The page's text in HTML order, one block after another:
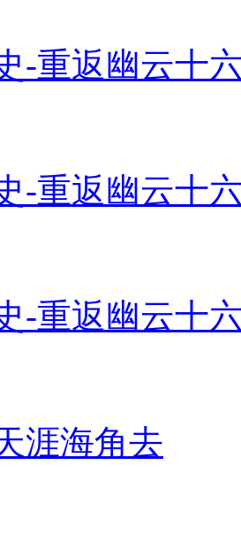
-重返幽云十
-重返幽云十
-重返幽云十
涯海角去